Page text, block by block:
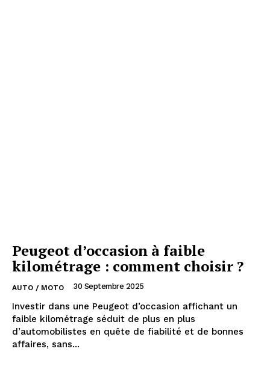
Peugeot d’occasion à faible
kilométrage : comment choisir ?
AUTO / MOTO 30 Septembre 2025
Investir dans une Peugeot d’occasion affichant un
faible kilométrage séduit de plus en plus
d’automobilistes en quête de fiabilité et de bonnes
affaires, sans...